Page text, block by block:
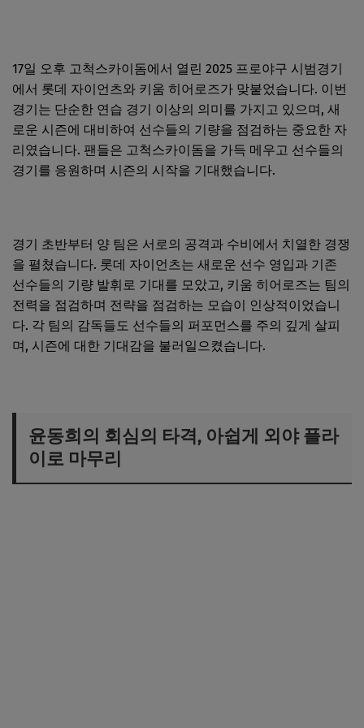
17일 오후 고척스카이돔에서 열린 2025 프로야구 시범경기
에서 롯데 자이언츠와 키움 히어로즈가 맞붙었습니다. 이번
경기는 단순한 연습 경기 이상의 의미를 가지고 있으며, 새
로운 시즌에 대비하여 선수들의 기량을 점검하는 중요한 자
리였습니다. 팬들은 고척스카이돔을 가득 메우고 선수들의
경기를 응원하며 시즌의 시작을 기대했습니다.
경기 초반부터 양 팀은 서로의 공격과 수비에서 치열한 경쟁
을 펼쳤습니다. 롯데 자이언츠는 새로운 선수 영입과 기존
선수들의 기량 발휘로 기대를 모았고, 키움 히어로즈는 팀의
전력을 점검하며 전략을 점검하는 모습이 인상적이었습니
다. 각 팀의 감독들도 선수들의 퍼포먼스를 주의 깊게 살피
며, 시즌에 대한 기대감을 불러일으켰습니다.
윤동희의 회심의 타격, 아쉽게 외야 플라
이로 마무리